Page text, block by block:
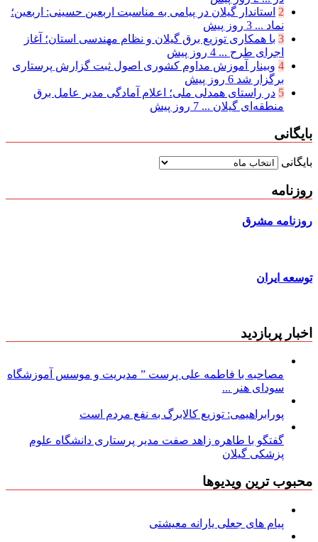
2 استاندار گیلان در پیامی به مناسبت اربعین حسینی: اربعین؛
نماد ... 3 روز پیش
3 با همکاری توزیع برق گیلان و نظام مهندسی استان؛ آغاز
اجرای طرح ... 4 روز پیش
4 وبینار آموزش مداوم کشوری اصول ثبت گزارش پرستاری
برگزار شد 6 روز پیش
5 در راستای همدلی ملی؛ اعلام آمادگی مدیر عامل برق
منطقه‌ای گیلان ... 7 روز پیش
بایگانی
بایگانی
روزنامه
روزنامه مشرق
توسعه ایران
اخبار پربازدید
مصاحبه با فاطمه علی پرست ” مدیریت و موسس آموزشگاه
سودای هنر ...
پورابراهیمی: توزیع کالابرگ به نفع مردم است
گفتگو با طاهره زاهد صفت مدیر پرستاری دانشگاه علوم
پزشکی گیلان
محبوب ترین ویدیوها
پیام های جعلی یارانه معیشتی